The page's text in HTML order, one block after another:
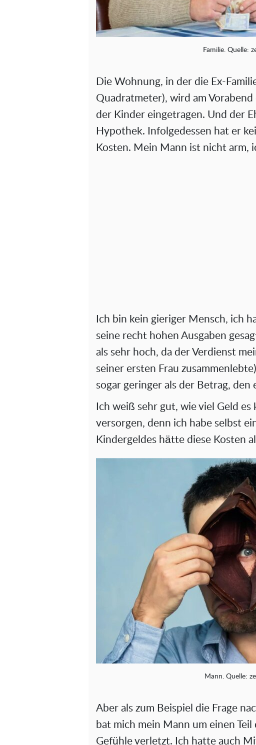
Familie. Quelle:
Die Wohnung, in der die Ex-
Quadratmeter), wird am
der Kinder eingetragen. Und der
Hypothek. Infolgedessen hat er
Kosten. Mein Mann ist nicht arm,
Ich bin kein gieriger Mensch, ich
seine recht hohen Ausgaben
als sehr hoch, da der Verdienst
seiner ersten Frau
sogar geringer als der Betrag,
Ich weiß sehr gut, wie viel Geld
versorgen, denn ich habe selbst
Kindergeldes hätte diese Kosten
Mann. Quelle:
Aber als zum Beispiel die Frage
bat mich mein Mann um einen Teil
Gefühle verletzt. Ich hatte auch